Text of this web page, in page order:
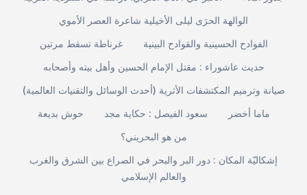
الوالهة الحرَى ليلى الأخيلية شاعرة العصر الأموي
غرناطة تسقط مرتين
الفوادح الحسينية والقوادح البينية
حديث عاشوراء : مقتل الإمام الحسين وأهل بيته وأصحابه
صيانة وترميم المكتشفات الأثرية (أحدث الوسائل والتقنيات العالمية)
حوش بديعة
سعود الفيصل : حكاية مجد
ماما أخضر
من هو البحريني؟
إشكاليّة المكان : دور البر والبحر في الصراع بين الشرق والغرب
والعالم الإسلامي